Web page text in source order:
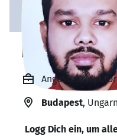
Mohammad
Angestellt,
Budapest, Ungarn
Logg Dich ein, um